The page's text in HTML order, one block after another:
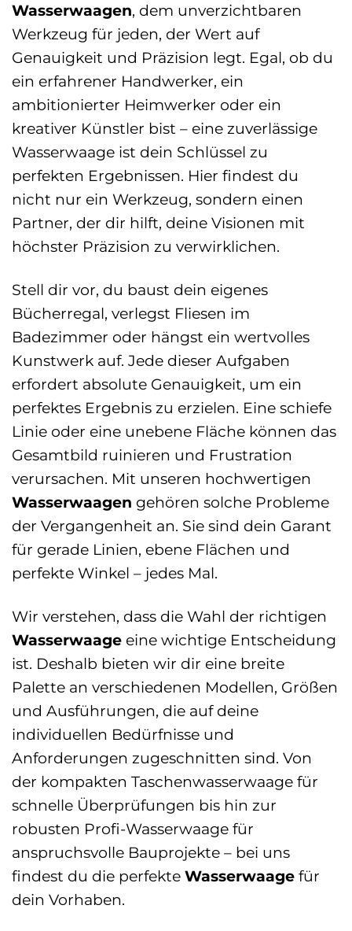
Wasserwaagen, dem unverzichtbaren
Werkzeug für jeden, der Wert auf
Genauigkeit und Präzision legt. Egal, ob du
ein erfahrener Handwerker, ein
ambitionierter Heimwerker oder ein
kreativer Künstler bist – eine zuverlässige
Wasserwaage ist dein Schlüssel zu
perfekten Ergebnissen. Hier findest du
nicht nur ein Werkzeug, sondern einen
Partner, der dir hilft, deine Visionen mit
höchster Präzision zu verwirklichen.
Stell dir vor, du baust dein eigenes
Bücherregal, verlegst Fliesen im
Badezimmer oder hängst ein wertvolles
Kunstwerk auf. Jede dieser Aufgaben
erfordert absolute Genauigkeit, um ein
perfektes Ergebnis zu erzielen. Eine schiefe
Linie oder eine unebene Fläche können das
Gesamtbild ruinieren und Frustration
verursachen. Mit unseren hochwertigen
Wasserwaagen gehören solche Probleme
der Vergangenheit an. Sie sind dein Garant
für gerade Linien, ebene Flächen und
perfekte Winkel – jedes Mal.
Wir verstehen, dass die Wahl der richtigen
Wasserwaage eine wichtige Entscheidung
ist. Deshalb bieten wir dir eine breite
Palette an verschiedenen Modellen, Größen
und Ausführungen, die auf deine
individuellen Bedürfnisse und
Anforderungen zugeschnitten sind. Von
der kompakten Taschenwasserwaage für
schnelle Überprüfungen bis hin zur
robusten Profi-Wasserwaage für
anspruchsvolle Bauprojekte – bei uns
findest du die perfekte Wasserwaage für
dein Vorhaben.